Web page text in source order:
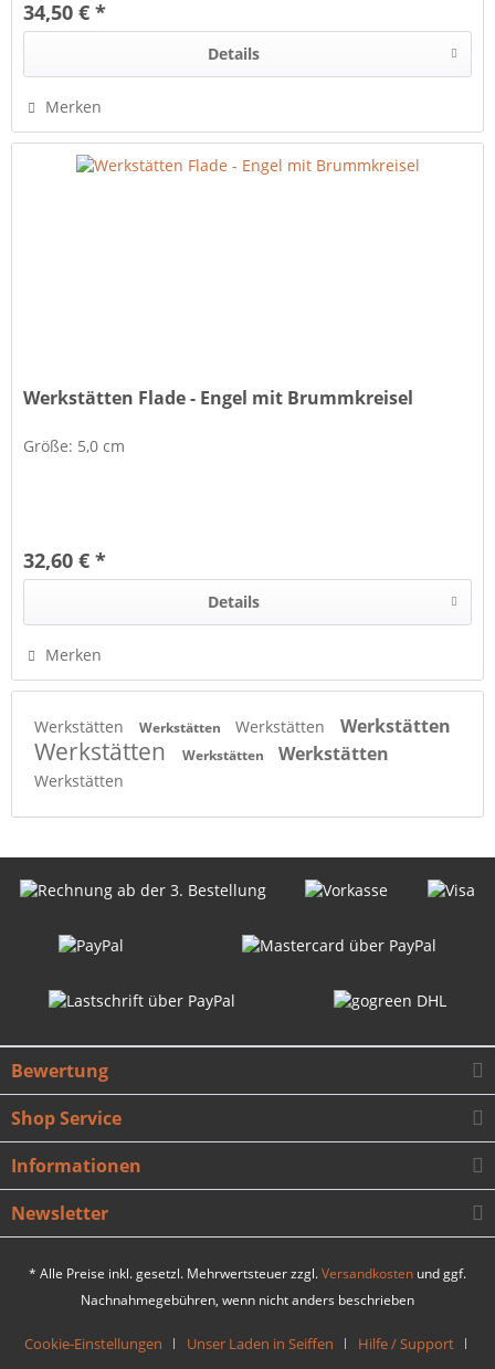
34,50 € *
Details
Merken
Werkstätten Flade - Engel mit Brummkreisel
Größe: 5,0 cm
32,60 € *
Details
Merken
Werkstätten Werkstätten Werkstätten Werkstätten
Werkstätten Werkstätten Werkstätten
Werkstätten
Bewertung
Shop Service
Informationen
Newsletter
* Alle Preise inkl. gesetzl. Mehrwertsteuer zzgl.Versandkosten und ggf.
Nachnahmegebühren, wenn nicht anders beschrieben
Cookie-Einstellungen Unser Laden in Seiffen Hilfe / Support